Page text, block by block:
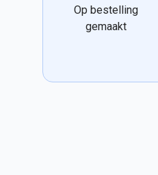
Op bestelling
gemaakt